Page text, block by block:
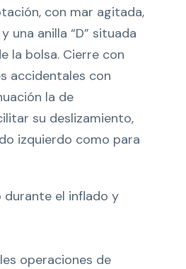
con mar agitada,
una anilla “D” situada
la bolsa. Cierre con
accidentales con
la de
su deslizamiento,
izquierdo como para
durante el inflado y
operaciones de